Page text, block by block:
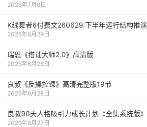
2026年7月6日
K线舞者6付费文260629:下半年运行结构推演
2026年6月29日
瑞恩《搭讪大师2.0》高清版
2026年6月28日
良叔《反操控课》高清完整版19节
2026年6月28日
良叔90天人格吸引力成长计划《全集系统版》
2026年6月27日